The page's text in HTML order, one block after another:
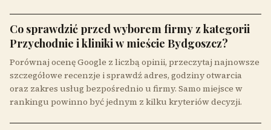
Co sprawdzić przed wyborem firmy z kategorii
Przychodnie i kliniki w mieście Bydgoszcz?
Porównaj ocenę Google z liczbą opinii, przeczytaj najnowsze
szczegółowe recenzje i sprawdź adres, godziny otwarcia
oraz zakres usług bezpośrednio u firmy. Samo miejsce w
rankingu powinno być jednym z kilku kryteriów decyzji.